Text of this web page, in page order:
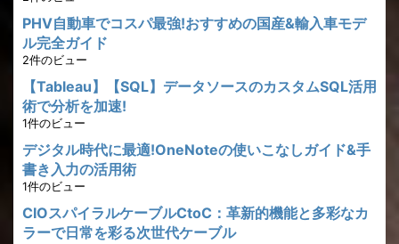
PHV自動車でコスパ最強!おすすめの国産&輸入車モデ
ル完全ガイド
2件のビュー
【Tableau】【SQL】データソースのカスタムSQL活用
術で分析を加速!
1件のビュー
デジタル時代に最適!OneNoteの使いこなしガイド&手
書き入力の活用術
1件のビュー
CIOスパイラルケーブルCtoC：革新的機能と多彩なカ
ラーで日常を彩る次世代ケーブル